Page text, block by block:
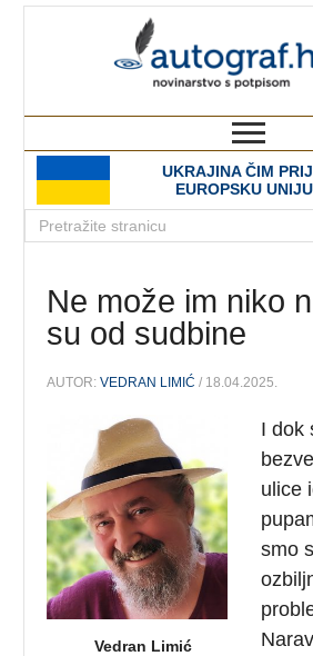
UKRAJINA ČIM
EUROPSKU
Ne može im niko
su od sudbine
AUTOR:VEDRAN LIMIĆ / 18.04.2025.
Vedran Limić
I dok
ulice
smo